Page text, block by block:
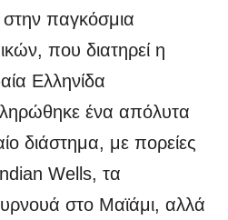
παγκόσμια
που διατηρεί η
Ελληνίδα
ένα απόλυτα
διάστημα, με πορείες
Wells, τα
στο Μαϊάμι, αλλά